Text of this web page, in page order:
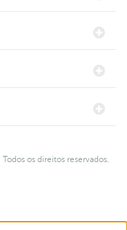
os direitos reservados.